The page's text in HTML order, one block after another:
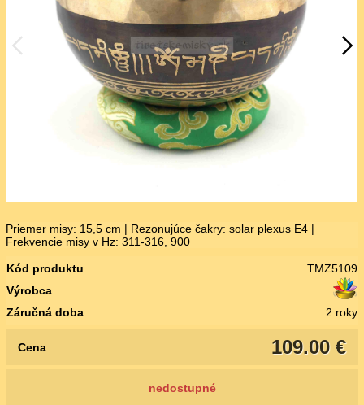
Priemer misy: 15,5 cm | Rezonujúce čakry: solar plexus E4 |
Frekvencie misy v Hz: 311-316, 900
Kód produktu
TMZ5109
Výrobca
Záručná doba
2 roky
109.00 €
Cena
nedostupné